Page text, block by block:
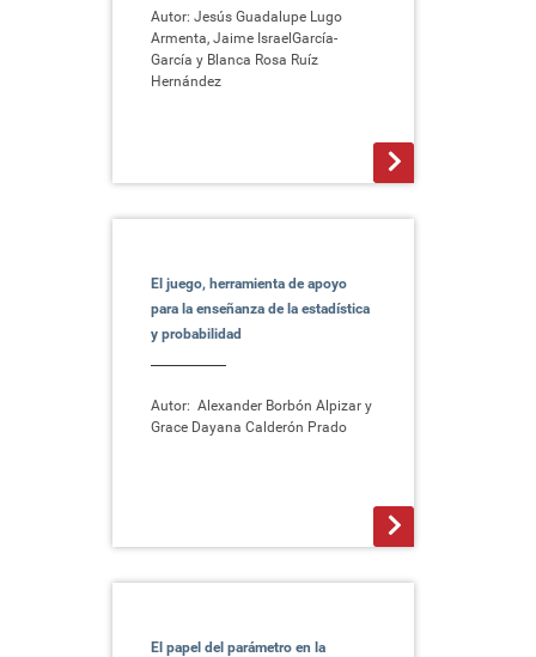
Autor: Jesús Guadalupe Lugo
Armenta, Jaime IsraelGarcía-
García y Blanca Rosa Ruíz
Hernández
El juego, herramienta de apoyo
para la enseñanza de la estadística
y probabilidad
Autor: Alexander Borbón Alpizar y
Grace Dayana Calderón Prado
El papel del parámetro en la